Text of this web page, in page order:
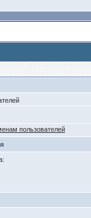
пользователей